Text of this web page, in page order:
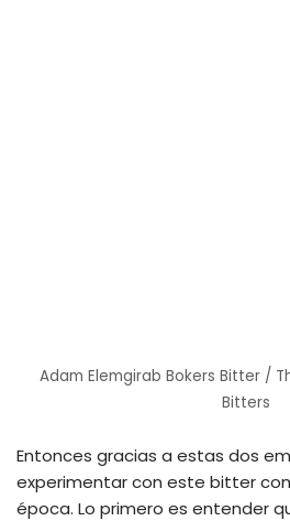
Adam Elemgirab Bokers Bitter /
Bitters
Entonces gracias a estas dos
experimentar con este bitter
época. Lo primero es entender